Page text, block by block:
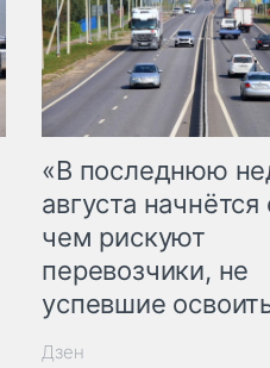
«В последнюю
августа начнётся
чем рискуют
перевозчики, не
успевшие
Дзен